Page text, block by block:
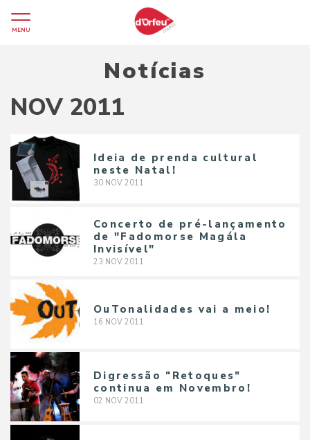
MENU
Notícias
NOV 2011
Ideia de prenda cultural
neste Natal!
30 NOV 2011
Concerto de pré-lançamento
de "Fadomorse Magála
Invisível"
23 NOV 2011
OuTonalidades vai a meio!
16 NOV 2011
Digressão “Retoques”
continua em Novembro!
02 NOV 2011